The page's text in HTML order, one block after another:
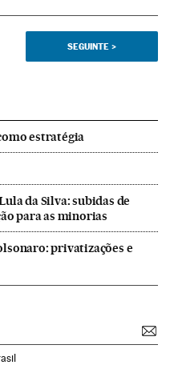
SEGUINTE >
estratégia
da Silva: subidas de
para as minorias
privatizações e